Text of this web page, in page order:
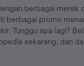
berbagai merek
berbagai promo
Tunggu apa lagi?
sekarang, dan